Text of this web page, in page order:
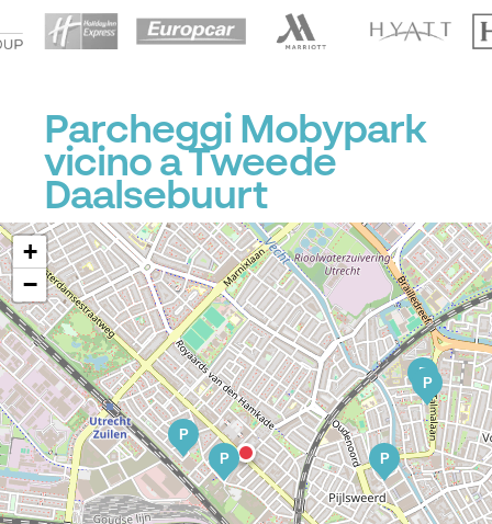
Parcheggi Mobypark
vicino a Tweede
Daalsebuurt
P
P
P
P
P
+
−